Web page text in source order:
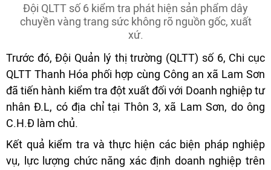
Đội QLTT số 6 kiểm tra phát hiện sản phẩm dây
chuyền vàng trang sức không rõ nguồn gốc, xuất
xứ.
Trước đó, Đội Quản lý thị trường (QLTT) số 6, Chi cục
QLTT Thanh Hóa phối hợp cùng Công an xã Lam Sơn
đã tiến hành kiểm tra đột xuất đối với Doanh nghiệp tư
nhân Đ.L, có địa chỉ tại Thôn 3, xã Lam Sơn, do ông
C.H.Đ làm chủ.
Kết quả kiểm tra và thực hiện các biện pháp nghiệp
vụ, lực lượng chức năng xác định doanh nghiệp trên